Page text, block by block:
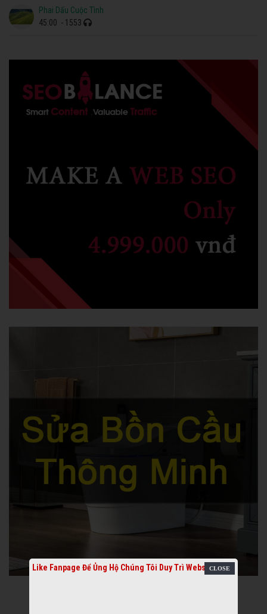
Phai Dấu Cuộc Tình
45:00 - 1553
Like Fanpage Để Ủng Hộ Chúng Tôi Duy Trì Website